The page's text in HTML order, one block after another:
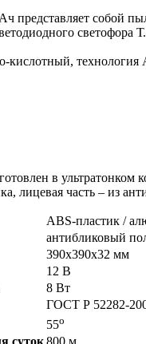
представляет собой
светофора
кислотный, технология
в ультратонком
лицевая часть – из
ABS-пластик /
антибликовый
390х390х32 мм
12 В
8 Вт
ГОСТ Р 52282-
55о